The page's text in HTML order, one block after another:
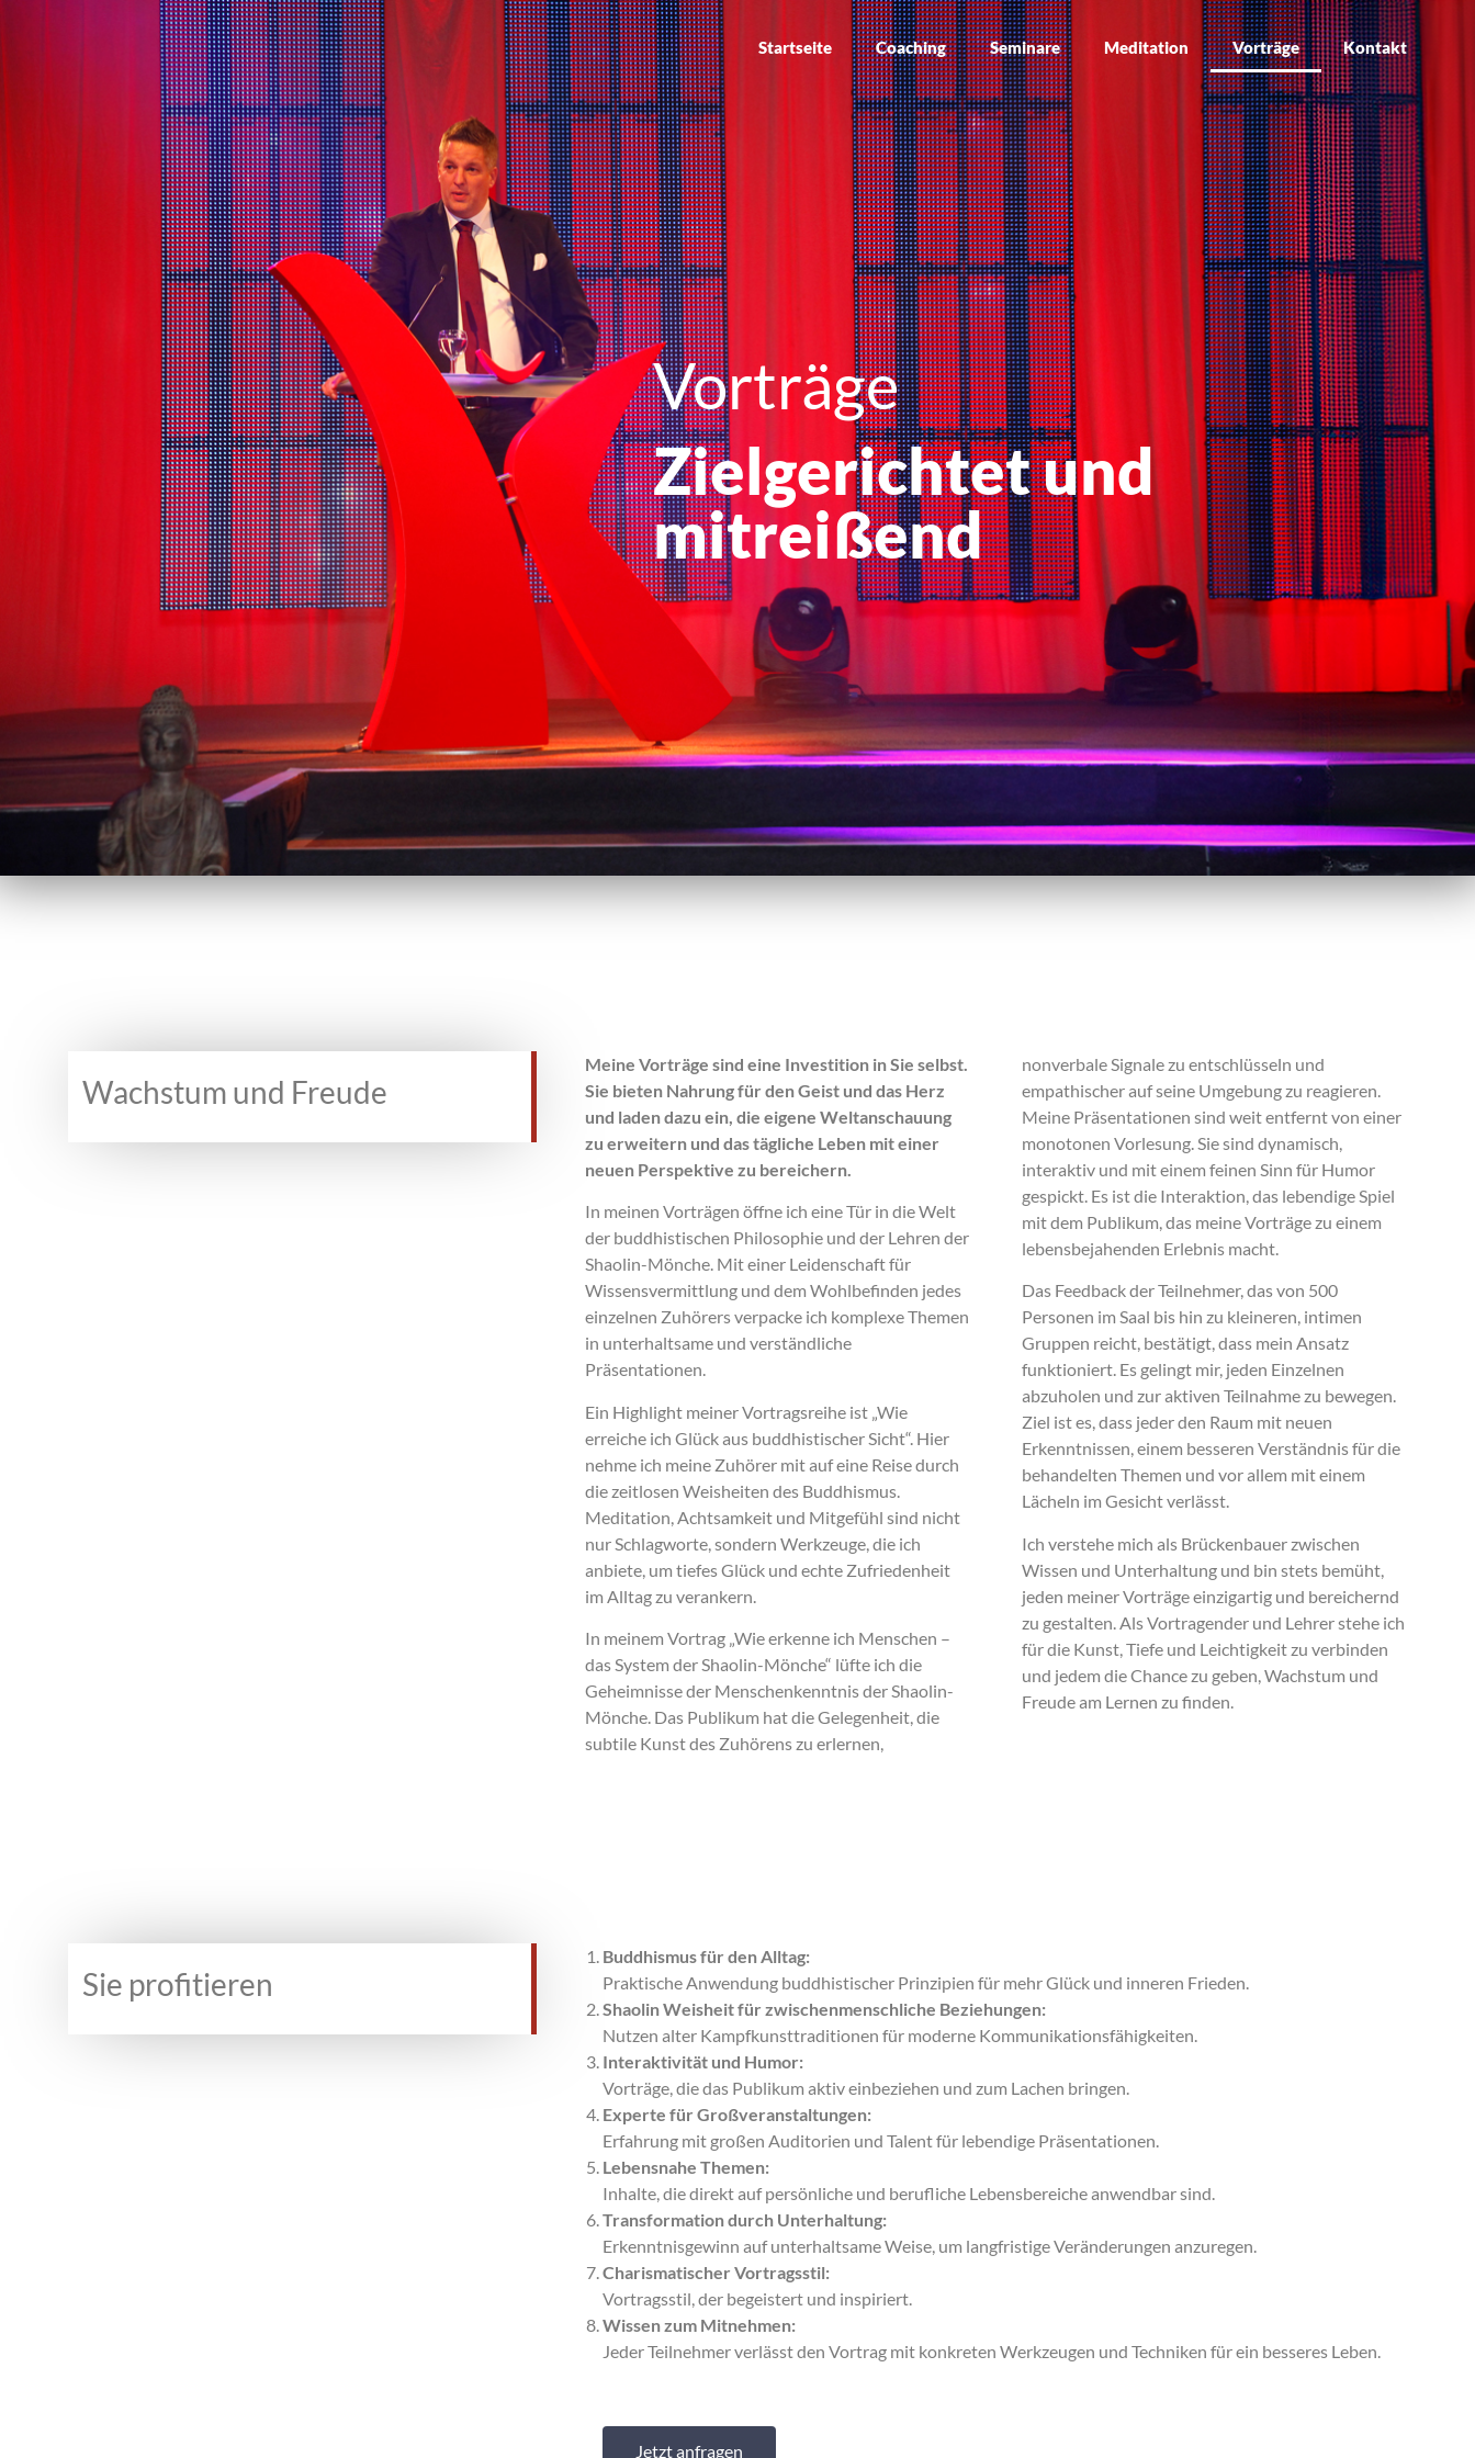
Startseite Coaching Seminare Meditation Vorträge Kontakt
Vorträge
Zielgerichtet und
mitreißend
Wachstum und Freude
Meine Vorträge sind eine Investition in Sie selbst.
Sie bieten Nahrung für den Geist und das Herz
und laden dazu ein, die eigene Weltanschauung
zu erweitern und das tägliche Leben mit einer
neuen Perspektive zu bereichern.
In meinen Vorträgen öffne ich eine Tür in die Welt
der buddhistischen Philosophie und der Lehren der
Shaolin-Mönche. Mit einer Leidenschaft für
Wissensvermittlung und dem Wohlbefinden jedes
einzelnen Zuhörers verpacke ich komplexe Themen
in unterhaltsame und verständliche
Präsentationen.
Ein Highlight meiner Vortragsreihe ist „Wie
erreiche ich Glück aus buddhistischer Sicht“. Hier
nehme ich meine Zuhörer mit auf eine Reise durch
die zeitlosen Weisheiten des Buddhismus.
Meditation, Achtsamkeit und Mitgefühl sind nicht
nur Schlagworte, sondern Werkzeuge, die ich
anbiete, um tiefes Glück und echte Zufriedenheit
im Alltag zu verankern.
In meinem Vortrag „Wie erkenne ich Menschen –
das System der Shaolin-Mönche“ lüfte ich die
Geheimnisse der Menschenkenntnis der Shaolin-
Mönche. Das Publikum hat die Gelegenheit, die
subtile Kunst des Zuhörens zu erlernen,
nonverbale Signale zu entschlüsseln und
empathischer auf seine Umgebung zu reagieren.
Meine Präsentationen sind weit entfernt von einer
monotonen Vorlesung. Sie sind dynamisch,
interaktiv und mit einem feinen Sinn für Humor
gespickt. Es ist die Interaktion, das lebendige Spiel
mit dem Publikum, das meine Vorträge zu einem
lebensbejahenden Erlebnis macht.
Das Feedback der Teilnehmer, das von 500
Personen im Saal bis hin zu kleineren, intimen
Gruppen reicht, bestätigt, dass mein Ansatz
funktioniert. Es gelingt mir, jeden Einzelnen
abzuholen und zur aktiven Teilnahme zu bewegen.
Ziel ist es, dass jeder den Raum mit neuen
Erkenntnissen, einem besseren Verständnis für die
behandelten Themen und vor allem mit einem
Lächeln im Gesicht verlässt.
Ich verstehe mich als Brückenbauer zwischen
Wissen und Unterhaltung und bin stets bemüht,
jeden meiner Vorträge einzigartig und bereichernd
zu gestalten. Als Vortragender und Lehrer stehe ich
für die Kunst, Tiefe und Leichtigkeit zu verbinden
und jedem die Chance zu geben, Wachstum und
Freude am Lernen zu finden.
Sie profitieren
Buddhismus für den Alltag:
Praktische Anwendung buddhistischer Prinzipien für mehr Glück und inneren Frieden.
Shaolin Weisheit für zwischenmenschliche Beziehungen:
Nutzen alter Kampfkunsttraditionen für moderne Kommunikationsfähigkeiten.
Interaktivität und Humor:
Vorträge, die das Publikum aktiv einbeziehen und zum Lachen bringen.
Experte für Großveranstaltungen:
Erfahrung mit großen Auditorien und Talent für lebendige Präsentationen.
Lebensnahe Themen:
Inhalte, die direkt auf persönliche und berufliche Lebensbereiche anwendbar sind.
Transformation durch Unterhaltung:
Erkenntnisgewinn auf unterhaltsame Weise, um langfristige Veränderungen anzuregen.
Charismatischer Vortragsstil:
Vortragsstil, der begeistert und inspiriert.
Wissen zum Mitnehmen:
Jeder Teilnehmer verlässt den Vortrag mit konkreten Werkzeugen und Techniken für ein besseres Leben.
Jetzt anfragen